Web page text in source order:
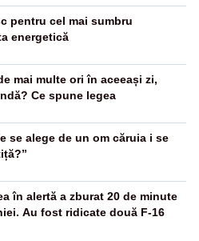
pentru cel mai sumbru
energetică
mai multe ori în aceeași zi,
Ce spune legea
se alege de un om căruia i se
în alertă a zburat 20 de minute
Au fost ridicate două F-16